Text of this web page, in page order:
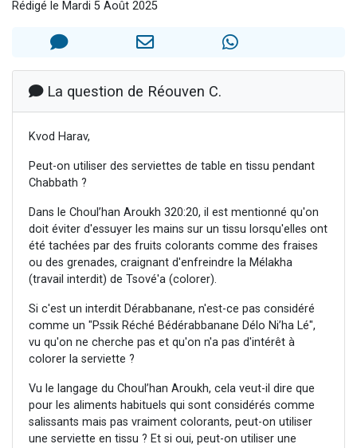
12 nouvelles musiques dans Torah-Box Music
2 personnes viennent de nous rejoindre sur WhatsApp
Rédigé le Mardi 5 Août 2025
La question de Réouven C.
Kvod Harav,
Peut-on utiliser des serviettes de table en tissu pendant
Chabbath ?
Dans le Choul’han Aroukh 320:20, il est mentionné qu'on
doit éviter d'essuyer les mains sur un tissu lorsqu'elles ont
été tachées par des fruits colorants comme des fraises
ou des grenades, craignant d'enfreindre la Mélakha
(travail interdit) de Tsové'a (colorer).
Si c'est un interdit Dérabbanane, n'est-ce pas considéré
comme un "Pssik Réché Bédérabbanane Délo Ni’ha Lé",
vu qu'on ne cherche pas et qu'on n'a pas d'intérêt à
colorer la serviette ?
Vu le langage du Choul’han Aroukh, cela veut-il dire que
pour les aliments habituels qui sont considérés comme
salissants mais pas vraiment colorants, peut-on utiliser
une serviette en tissu ? Et si oui, peut-on utiliser une